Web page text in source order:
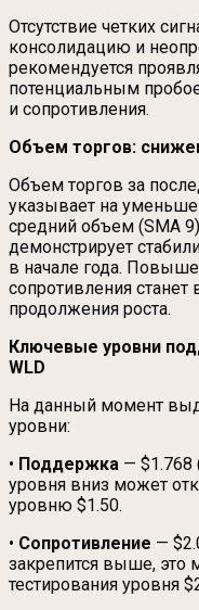
Отсутствие четких
консолидацию и
рекомендуется
потенциальным
и сопротивления.
Объем торгов:
Объем торгов за
указывает на
средний объем (SMA
демонстрирует
в начале года.
сопротивления
продолжения роста.
Ключевые уровни
WLD
На данный момент
уровни:
• Поддержка — $1.768
уровня вниз может
уровню $1.50.
• Сопротивление —
закрепится выше, это
тестирования уровня